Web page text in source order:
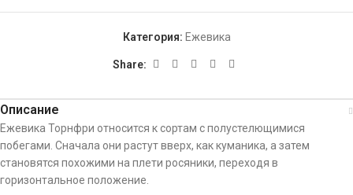
Категория: Ежевика
Share:
Описание
Ежевика Торнфри относится к сортам с полустелющимися
побегами. Сначала они растут вверх, как куманика, а затем
становятся похожими на плети росяники, переходя в
горизонтальное положение.